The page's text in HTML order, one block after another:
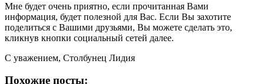
Мне будет очень приятно, если прочитанная Вами
информация, будет полезной для Вас. Если Вы захотите
поделиться с Вашими друзьями, Вы можете сделать это,
кликнув кнопки социальный сетей далее.
С уважением, Столбунец Лидия
Похожие посты: